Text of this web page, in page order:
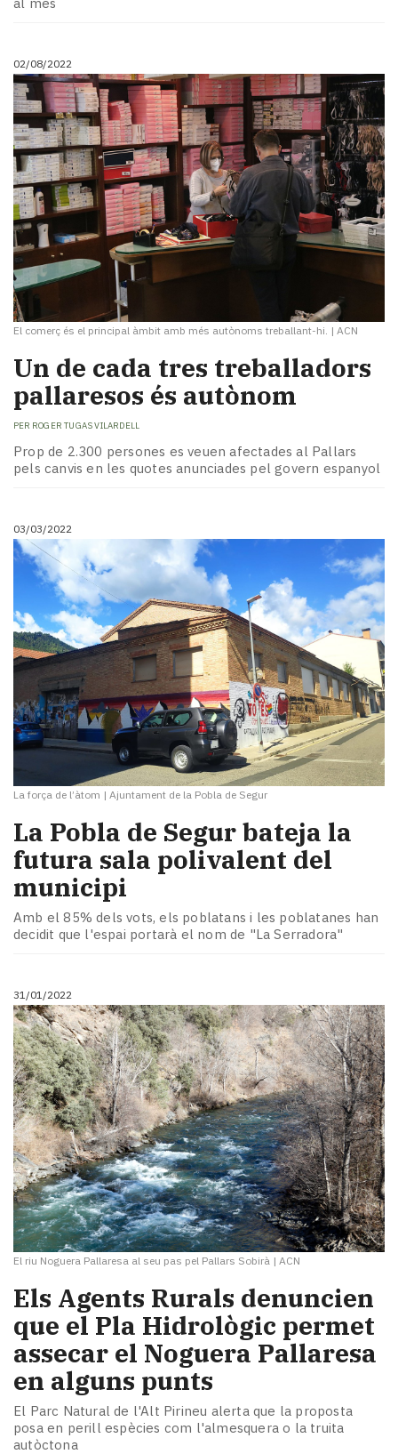
02/08/2022
El comerç és el principal àmbit amb més autònoms treballant-hi. | ACN
Un de cada tres treballadors
pallaresos és autònom
PER ROGER TUGAS VILARDELL
Prop de 2.300 persones es veuen afectades al Pallars
pels canvis en les quotes anunciades pel govern espanyol
03/03/2022
La força de l’àtom | Ajuntament de la Pobla de Segur
La Pobla de Segur bateja la
futura sala polivalent del
municipi
Amb el 85% dels vots, els poblatans i les poblatanes han
decidit que l'espai portarà el nom de "La Serradora"
31/01/2022
El riu Noguera Pallaresa al seu pas pel Pallars Sobirà | ACN
Els Agents Rurals denuncien
que el Pla Hidrològic permet
assecar el Noguera Pallaresa
en alguns punts
El Parc Natural de l'Alt Pirineu alerta que la proposta
posa en perill espècies com l'almesquera o la truita
autòctona